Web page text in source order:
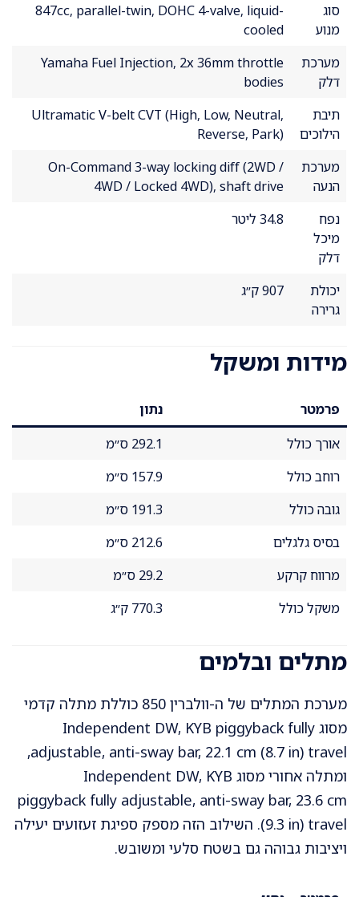
סוג
מנוע
847cc, parallel-twin, DOHC 4-valve, liquid-
cooled
מערכת
דלק
Yamaha Fuel Injection, 2x 36mm throttle
bodies
תיבת
הילוכים
Ultramatic V-belt CVT (High, Low, Neutral,
Reverse, Park)
מערכת
הנעה
On-Command 3-way locking diff (2WD /
4WD / Locked 4WD), shaft drive
נפח
מיכל
דלק
34.8 ליטר
יכולת
גרירה
907 ק״ג
מידות ומשקל
פרמטר
נתון
אורך כולל
292.1 ס״מ
רוחב כולל
157.9 ס״מ
גובה כולל
191.3 ס״מ
בסיס גלגלים
212.6 ס״מ
מרווח קרקע
29.2 ס״מ
משקל כולל
770.3 ק״ג
מתלים ובלמים
מערכת המתלים של ה-וולברין 850 כוללת מתלה קדמי
מסוג Independent DW, KYB piggyback fully
adjustable, anti-sway bar, 22.1 cm (8.7 in) travel,
ומתלה אחורי מסוג Independent DW, KYB
piggyback fully adjustable, anti-sway bar, 23.6 cm
(9.3 in) travel. השילוב הזה מספק ספיגת זעזועים יעילה
ויציבות גבוהה גם בשטח סלעי ומשובש.